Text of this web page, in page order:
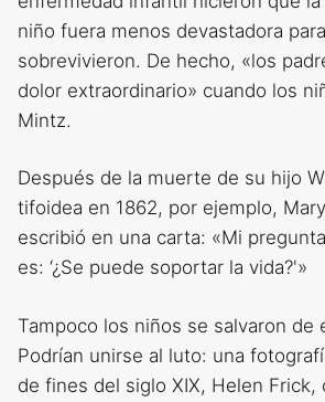
niño fuera menos devastadora
sobrevivieron. De hecho, «los
dolor extraordinario» cuando los
Mintz.
Después de la muerte de su hijo
tifoidea en 1862, por ejemplo,
escribió en una carta: «Mi
es: ‘¿Se puede soportar la vida?'»
Tampoco los niños se salvaron de
Podrían unirse al luto: una
de fines del siglo XIX, Helen Frick,